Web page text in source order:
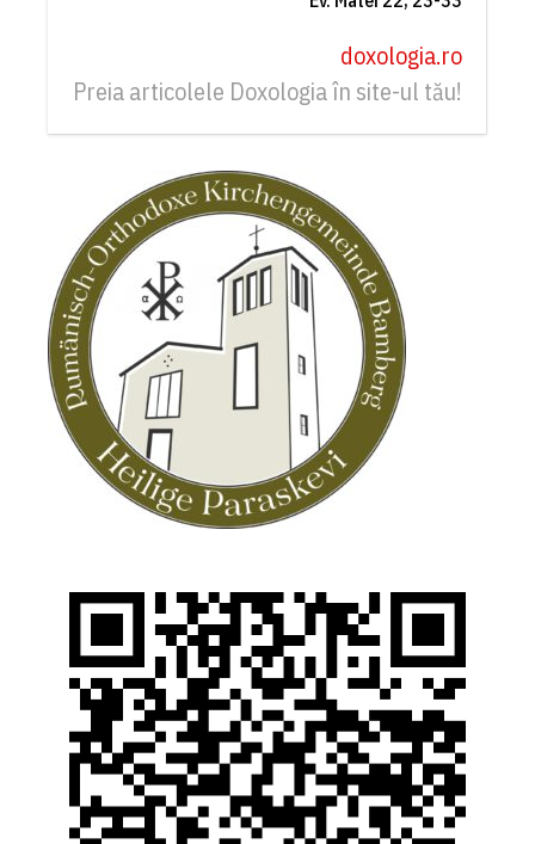
doxologia.ro
Preia articolele Doxologia în site-ul tău!